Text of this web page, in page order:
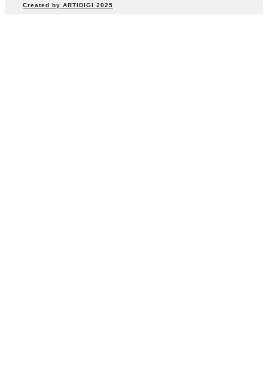
Created by ARTIDIGI 2025